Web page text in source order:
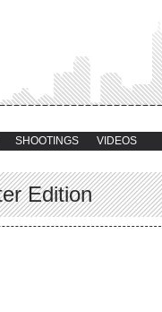
SHOOTINGS VIDEOS
Edition